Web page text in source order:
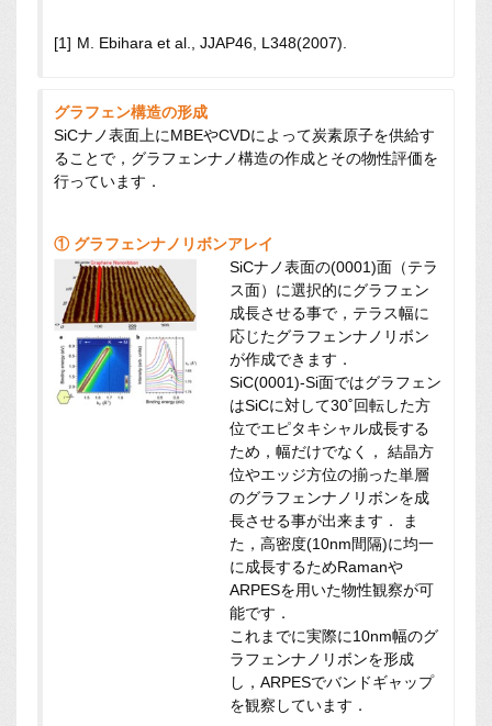
M. Ebihara et al., JJAP46, L348(2007).
グラフェン構造の形成
SiCナノ表面上にMBEやCVDによって炭素原子を供給す
ることで，グラフェンナノ構造の作成とその物性評価を
行っています．
① グラフェンナノリボンアレイ
SiCナノ表面の(0001)面（テラ
ス面）に選択的にグラフェン
成長させる事で，テラス幅に
応じたグラフェンナノリボン
が作成できます．
SiC(0001)-Si面ではグラフェン
はSiCに対して30˚回転した方
位でエピタキシャル成長する
ため，幅だけでなく， 結晶方
位やエッジ方位の揃った単層
のグラフェンナノリボンを成
長させる事が出来ます． ま
た，高密度(10nm間隔)に均一
に成長するためRamanや
ARPESを用いた物性観察が可
能です．
これまでに実際に10nm幅のグ
ラフェンナノリボンを形成
し，ARPESでバンドギャップ
を観察しています．